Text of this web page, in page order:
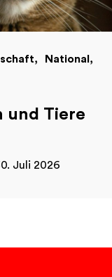
National
und Tiere
Juli 2026